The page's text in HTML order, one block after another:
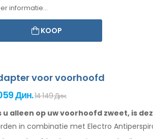
informatie...
KOOP
voor voorhoofd
Дин.14 149 Дин.
u alleen op uw voorhoofd zweet, is
in combinatie met Electro